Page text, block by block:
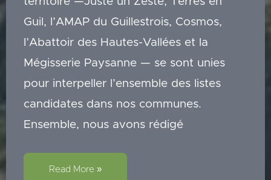
Guil, l’AMAP du Guillestrois, Cosmos,
l’Abattoir des Hautes-Vallées et la
Mégisserie Paysanne — se sont unies
pour interpeller l’ensemble des listes
candidates dans nos communes.
Ensemble, nous avons rédigé
et
élections
Read More »